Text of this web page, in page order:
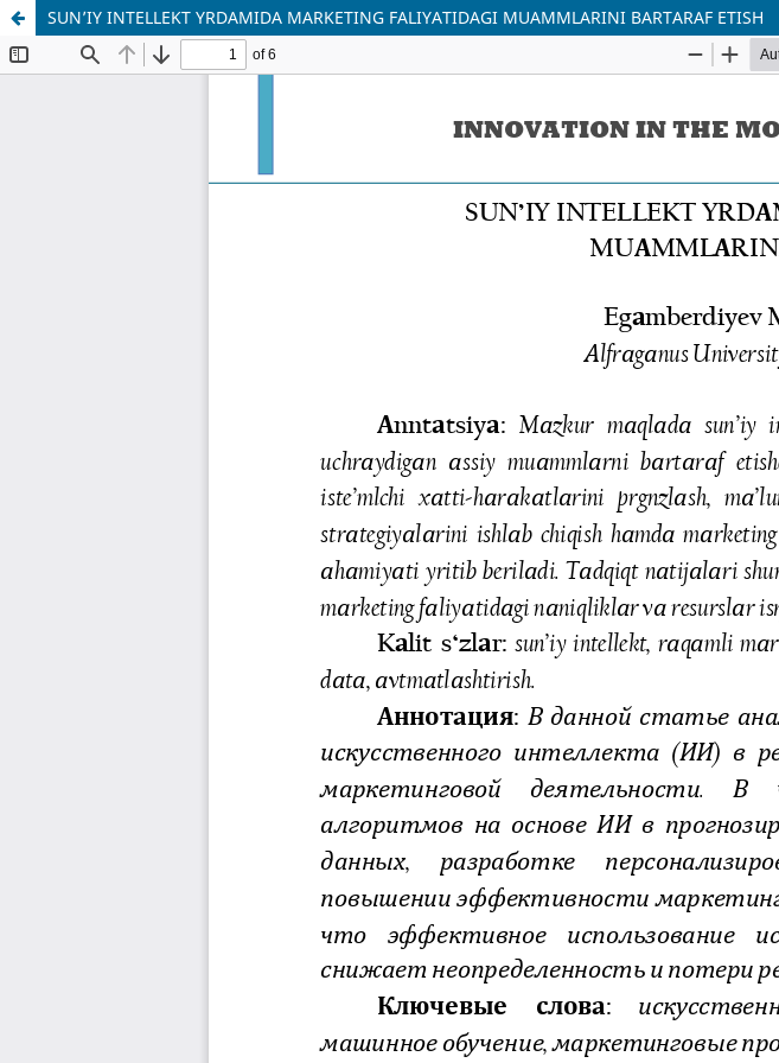
SUN’IY INTELLEKT YRDАMIDА MАRKETING FАLIYАTIDАGI MUАMMLАRINI BАRTАRАF ETISH